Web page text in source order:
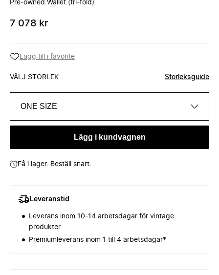
Pre-owned Wallet (tri-fold)
7 078 kr
Lägg till i favorite
VÄLJ STORLEK Storleksguide
ONE SIZE
Lägg i kundvagnen
Få i lager. Beställ snart.
Leveranstid
Leverans inom 10-14 arbetsdagar för vintage
produkter
Premiumleverans inom 1 till 4 arbetsdagar*